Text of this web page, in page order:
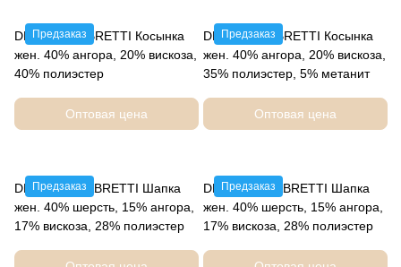
Предзаказ
DLIF69-3 FABRETTI Косынка
жен. 40% ангора, 20% вискоза,
40% полиэстер
Оптовая цена
Предзаказ
DLIF68-3 FABRETTI Косынка
жен. 40% ангора, 20% вискоза,
35% полиэстер, 5% метанит
Оптовая цена
Предзаказ
DLIF71-13 FABRETTI Шапка
жен. 40% шерсть, 15% ангора,
17% вискоза, 28% полиэстер
Предзаказ
DLIF70-12 FABRETTI Шапка
жен. 40% шерсть, 15% ангора,
17% вискоза, 28% полиэстер